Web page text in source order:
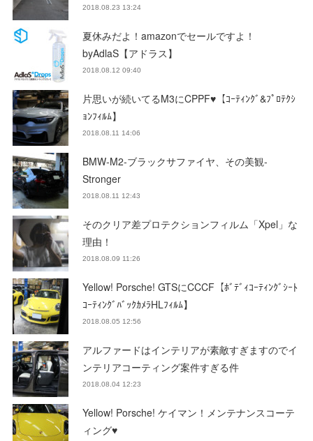
2018.08.23 13:24
夏休みだよ！amazonでセールですよ！
byAdlaS【アドラス】
2018.08.12 09:40
片思いが続いてるM3にCPPF♥【ｺｰﾃｨﾝｸﾞ&ﾌﾟﾛﾃｸｼ
ｮﾝﾌｨﾙﾑ】
2018.08.11 14:06
BMW-M2-ブラックサファイヤ、その美観-
Stronger
2018.08.11 12:43
そのクリア差プロテクションフィルム「Xpel」な
理由！
2018.08.09 11:26
Yellow! Porsche! GTSにCCCF【ﾎﾞﾃﾞｨｺｰﾃｨﾝｸﾞｼｰﾄ
ｺｰﾃｨﾝｸﾞﾊﾞｯｸｶﾒﾗHLﾌｨﾙﾑ】
2018.08.05 12:56
アルファードはインテリアが素敵すぎますのでイ
ンテリアコーティング案件すぎる件
2018.08.04 12:23
Yellow! Porsche! ケイマン！メンテナンスコーテ
ィング♥